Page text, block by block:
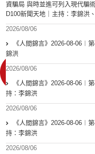
資騙局 與時並進可列入現代騙
D100新聞天地｜主持：李錦洪
2026/08/06
《人間錦言》2026-08-06︱
錦洪
2026/08/06
《人間錦言》2026-08-06︱
持：李錦洪
2026/08/06
《人間錦言》2026-08-06︱
持：李錦洪
2026/08/06